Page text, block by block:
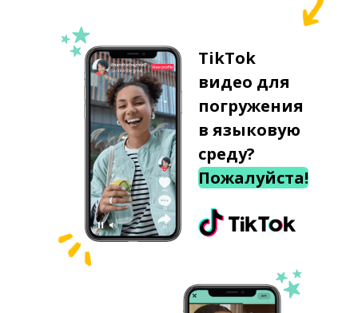
TikTok
видео для
погружения
в языковую
среду?
Пожалуйста!